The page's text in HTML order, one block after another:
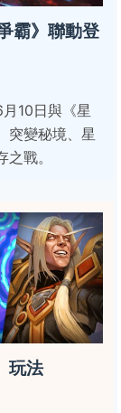
霸》聯動登
10日與《星
突變秘境、星
戰。
玩法